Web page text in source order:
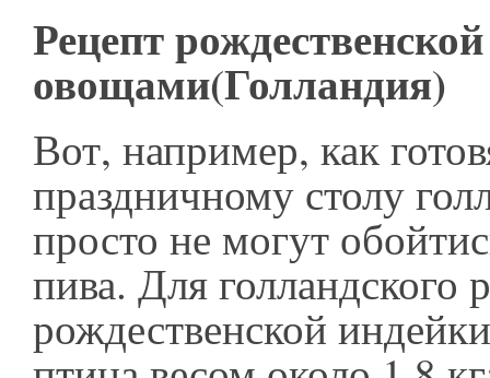
Рецепт
овощами(Голландия)
Вот, например, как
праздничному столу
просто не могут
пива. Для голландского
рождественской